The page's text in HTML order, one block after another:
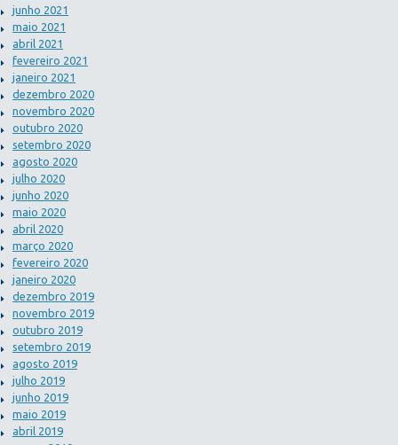
junho 2021
maio 2021
abril 2021
fevereiro 2021
janeiro 2021
dezembro 2020
novembro 2020
outubro 2020
setembro 2020
agosto 2020
julho 2020
junho 2020
maio 2020
abril 2020
março 2020
fevereiro 2020
janeiro 2020
dezembro 2019
novembro 2019
outubro 2019
setembro 2019
agosto 2019
julho 2019
junho 2019
maio 2019
abril 2019